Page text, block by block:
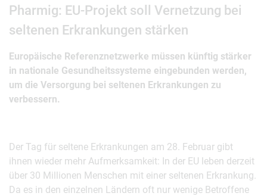
Pharmig: EU-Projekt soll Vernetzung bei
seltenen Erkrankungen stärken
Europäische Referenznetzwerke müssen künftig stärker
in nationale Gesundheitssysteme eingebunden werden,
um die Versorgung bei seltenen Erkrankungen zu
verbessern.
Der Tag für seltene Erkrankungen am 28. Februar gibt
ihnen wieder mehr Aufmerksamkeit: In der EU leben derzeit
über 30 Millionen Menschen mit einer seltenen Erkrankung.
Da es in den einzelnen Ländern oft nur wenige Betroffene